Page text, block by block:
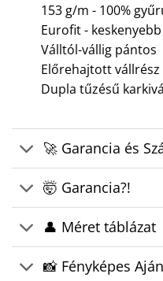
153 g/m - 100%
Eurofit -
Válltól-vállig pántos
Előrehajtott vállrész
Dupla tűzésű
🚀 Garancia és
🤯 Garancia?!
👤 Méret táblázat
📸 Fényképes